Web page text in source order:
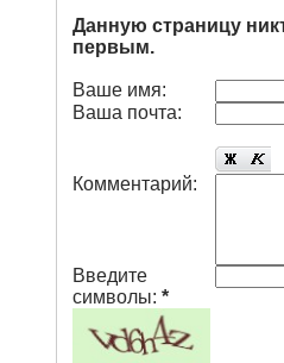
Данную страницу
первым.
Ваше имя:
Ваша почта:
Комментарий:
Введите
символы:*